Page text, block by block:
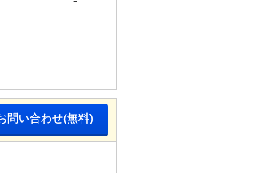
問い合わせ(無料)